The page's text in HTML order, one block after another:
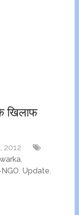
खिलाफ
2012
,
, Update,